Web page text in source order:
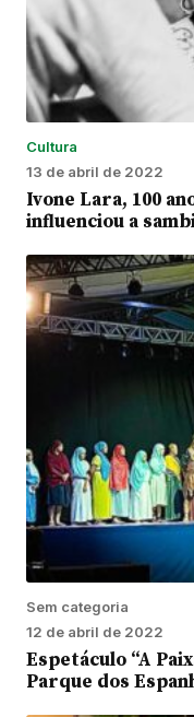
Cultura
13 de abril de 2022
Ivone Lara, 100
influenciou a
Sem categoria
12 de abril de 2022
Espetáculo “A
Parque dos